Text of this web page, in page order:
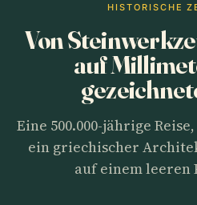
HISTORISCHE
Von
auf
Eine 500.000-jährige
ein griechischer
auf einem leeren